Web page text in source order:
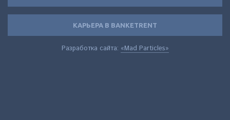
КАРЬЕРА В BANKETRENT
Разработка сайта: «Mad Particles»